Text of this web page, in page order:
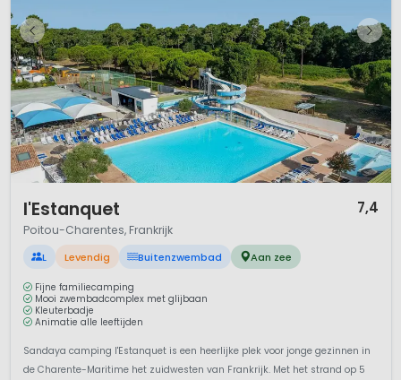
l'Estanquet 7,4
Poitou-Charentes, Frankrijk
L Levendig Buitenzwembad Aan zee
Fijne familiecamping
Mooi zwembadcomplex met glijbaan
Kleuterbadje
Animatie alle leeftijden
Sandaya camping l'Estanquet is een heerlijke plek voor jonge gezinnen in
de Charente-Maritime het zuidwesten van Frankrijk. Met het strand op 5